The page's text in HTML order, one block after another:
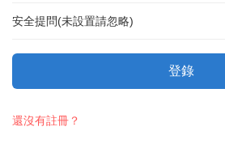
安全提問(未設置請忽略)
登錄
還沒有註冊？